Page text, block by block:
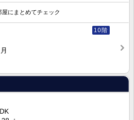
にまとめてチェック
10階